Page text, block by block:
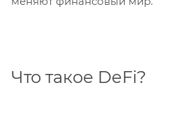
Что такое DeFi?